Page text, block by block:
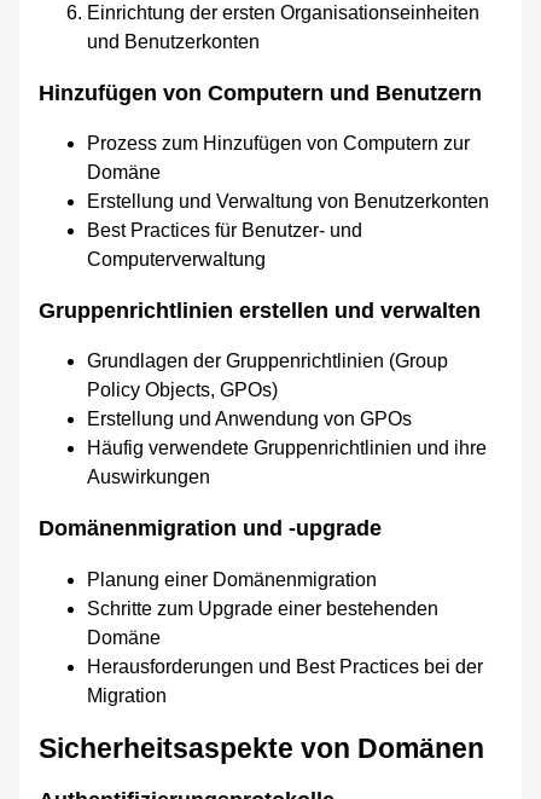
Einrichtung der ersten Organisationseinheiten
und Benutzerkonten
Hinzufügen von Computern und Benutzern
Prozess zum Hinzufügen von Computern zur
Domäne
Erstellung und Verwaltung von Benutzerkonten
Best Practices für Benutzer- und
Computerverwaltung
Gruppenrichtlinien erstellen und verwalten
Grundlagen der Gruppenrichtlinien (Group
Policy Objects, GPOs)
Erstellung und Anwendung von GPOs
Häufig verwendete Gruppenrichtlinien und ihre
Auswirkungen
Domänenmigration und -upgrade
Planung einer Domänenmigration
Schritte zum Upgrade einer bestehenden
Domäne
Herausforderungen und Best Practices bei der
Migration
Sicherheitsaspekte von Domänen